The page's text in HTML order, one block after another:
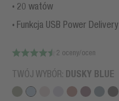
20 watów
Funkcja USB Power Delivery
2 oceny/ocen
TWÓJ WYBÓR: DUSKY BLUE